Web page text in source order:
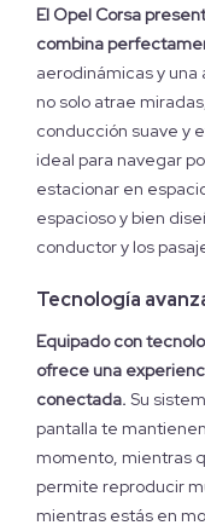
El Opel Corsa
combina
aerodinámicas y
no solo atrae
conducción suave y
ideal para navegar
estacionar en
espacioso y bien
conductor y los
Tecnología
Equipado con
ofrece una
conectada. Su
pantalla te
momento, mientras
permite reproducir
mientras estás en